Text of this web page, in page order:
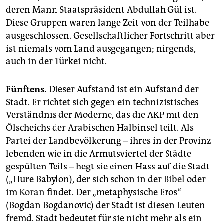
deren Mann Staatspräsident Abdullah Gül ist.
Diese Gruppen waren lange Zeit von der Teilhabe
ausgeschlossen. Gesellschaftlicher Fortschritt aber
ist niemals vom Land ausgegangen; nirgends,
auch in der Türkei nicht.
Fünftens. Dieser Aufstand ist ein Aufstand der
Stadt. Er richtet sich gegen ein technizistisches
Verständnis der Moderne, das die AKP mit den
Ölscheichs der Arabischen Halbinsel teilt. Als
Partei der Landbevölkerung – ihres in der Provinz
lebenden wie in die Armutsviertel der Städte
gespülten Teils – hegt sie einen Hass auf die Stadt
(„Hure Babylon), der sich schon in derBibel oder
imKoran findet. Der „metaphysische Eros“
(Bogdan Bogdanovic) der Stadt ist diesen Leuten
fremd. Stadt bedeutet für sie nicht mehr als ein